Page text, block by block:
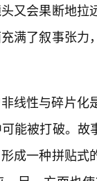
又会果断地
满了叙事张
线性与碎片化
可能被打破。
成一种拼贴